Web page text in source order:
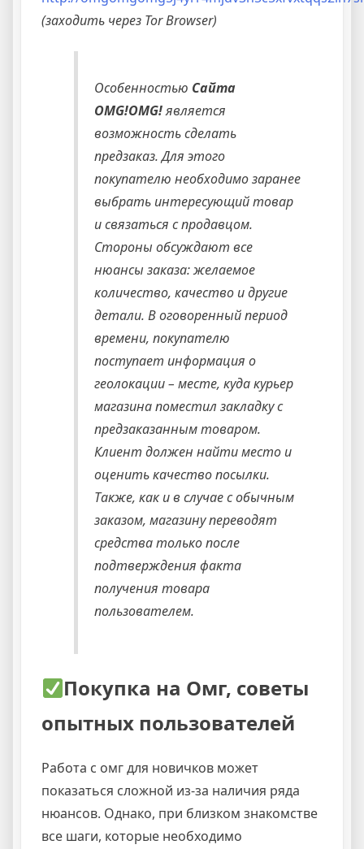
(заходить через Tor Browser)
Особенностью Сайта
OMG!OMG!является
возможность сделать
предзаказ. Для этого
покупателю необходимо заранее
выбрать интересующий товар
и связаться с продавцом.
Стороны обсуждают все
нюансы заказа: желаемое
количество, качество и другие
детали. В оговоренный период
времени, покупателю
поступает информация о
геолокации – месте, куда курьер
магазина поместил закладку с
предзаказанным товаром.
Клиент должен найти место и
оценить качество посылки.
Также, как и в случае с обычным
заказом, магазину переводят
средства только после
подтверждения факта
получения товара
пользователем.
Покупка на Омг, советы
опытных пользователей
Работа с омг для новичков может
показаться сложной из-за наличия ряда
нюансов. Однако, при близком знакомстве
все шаги, которые необходимо